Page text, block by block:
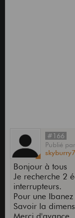
#166
Publié par
Bonjour à tous
Je recherche 2
interrupteurs.
Pour une
Savoir la